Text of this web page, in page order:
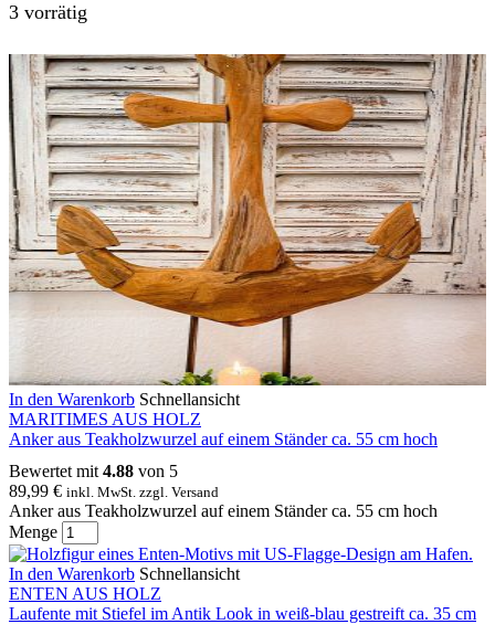
3 vorrätig
In den Warenkorb Schnellansicht
MARITIMES AUS HOLZ
Anker aus Teakholzwurzel auf einem Ständer ca. 55 cm hoch
Bewertet mit 4.88 von 5
89,99 € inkl. MwSt. zzgl. Versand
Anker aus Teakholzwurzel auf einem Ständer ca. 55 cm hoch
Menge
In den Warenkorb Schnellansicht
ENTEN AUS HOLZ
Laufente mit Stiefel im Antik Look in weiß-blau gestreift ca. 35 cm